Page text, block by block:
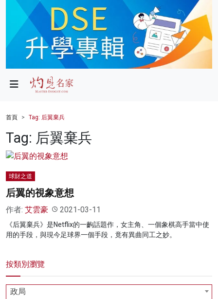
政局
財經
健康
商業
科技
影片
名家榜
首頁 Tag: 后翼棄兵
Tag: 后翼棄兵
球財之道
后翼的視象意想
作者: 艾雲豪 2021-03-11
《后翼棄兵》是Netflix的一齣話題作，女主角、一個象棋高手當中使
用的手段，與現今足球界一個手段，竟有異曲同工之妙。
按類別瀏覽
政局